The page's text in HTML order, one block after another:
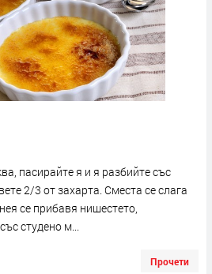
пасирайте я и я разбийте със
2/3 от захарта. Сместа се слага
се прибавя нишестето,
студено м...
Прочети